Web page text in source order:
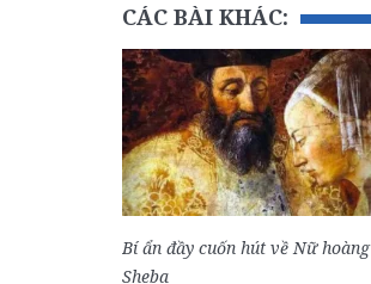
CÁC BÀI KHÁC:
Bí ẩn đầy cuốn hút về Nữ hoàng
Sheba